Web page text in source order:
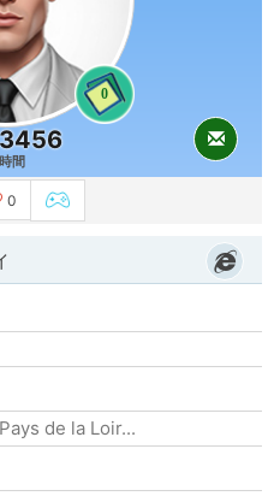
0
間
0
Pays de la Loir...